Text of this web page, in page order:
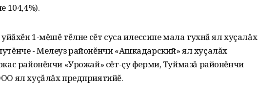
104,4%).
1-мĕшĕ тĕлне сĕт суса илессипе мала тухнă ял хуçалăх
- Мелеуз районĕнчи «Ашкадарский» ял хуçалăх
районĕнчи «Урожай» сĕт-çу ферми, Туймазă районĕнчи
ял хуçăлăх предприятийĕ.